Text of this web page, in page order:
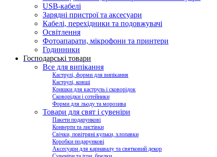
USB-кабелі
Зарядні пристрої та аксесуари
Кабелі, перехідники та подовжувачі
Освітлення
Фотоапарати, мікрофони та принтери
Годинники
Господарські товари
Все для випікання
Каструлі, форми для випікання
Каструлі, ковші
Кришки для каструль і сковорідок
Сковорідки і сотейники
Форми для льоду та морозива
Товари для свят і сувеніри
Пакети подарункові
Конверти та листівки
Свічки, повітряні кульки, хлопавки
Коробки подарункові
Аксесуари для карнавалу та святковий декор